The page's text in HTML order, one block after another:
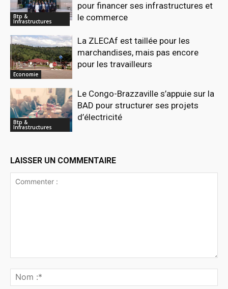
Btp &
Infrastructures
pour financer ses infrastructures et
le commerce
Economie
La ZLECAf est taillée pour les
marchandises, mais pas encore
pour les travailleurs
Btp &
Infrastructures
Le Congo-Brazzaville s’appuie sur la
BAD pour structurer ses projets
d’électricité
LAISSER UN COMMENTAIRE
:*